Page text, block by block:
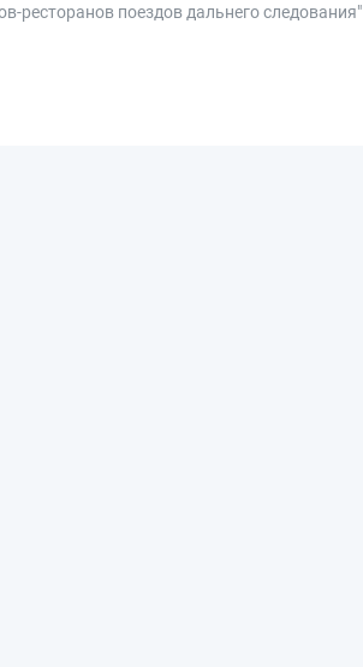
ресторанов поездов дальнего следования"